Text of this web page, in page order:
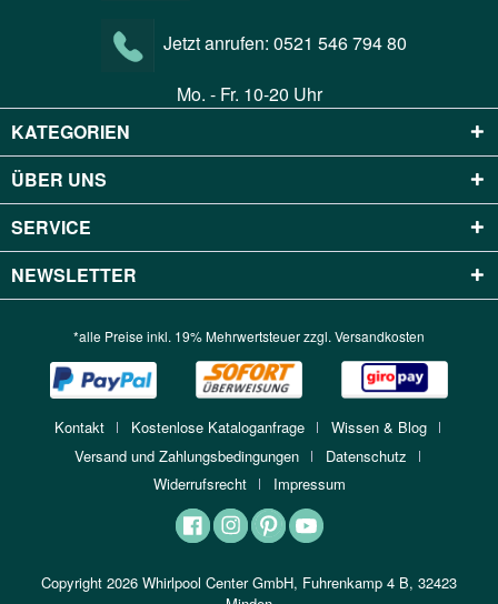
Jetzt anrufen: 0521 546 794 80
Mo. - Fr. 10-20 Uhr
KATEGORIEN
ÜBER UNS
SERVICE
NEWSLETTER
*alle Preise inkl. 19% Mehrwertsteuer zzgl. Versandkosten
Kontakt Kostenlose Kataloganfrage
Wissen & Blog
Versand und Zahlungsbedingungen
Datenschutz
Widerrufsrecht
Impressum
Copyright 2026 Whirlpool Center GmbH, Fuhrenkamp 4 B, 32423